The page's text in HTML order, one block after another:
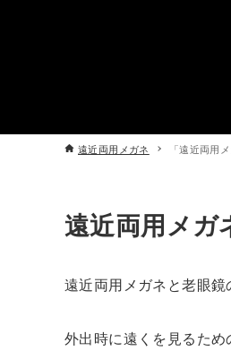
遠近両用メガネ 「遠近両用
遠近両用メガ
遠近両用メガネと老眼鏡
外出時に遠くを見るた